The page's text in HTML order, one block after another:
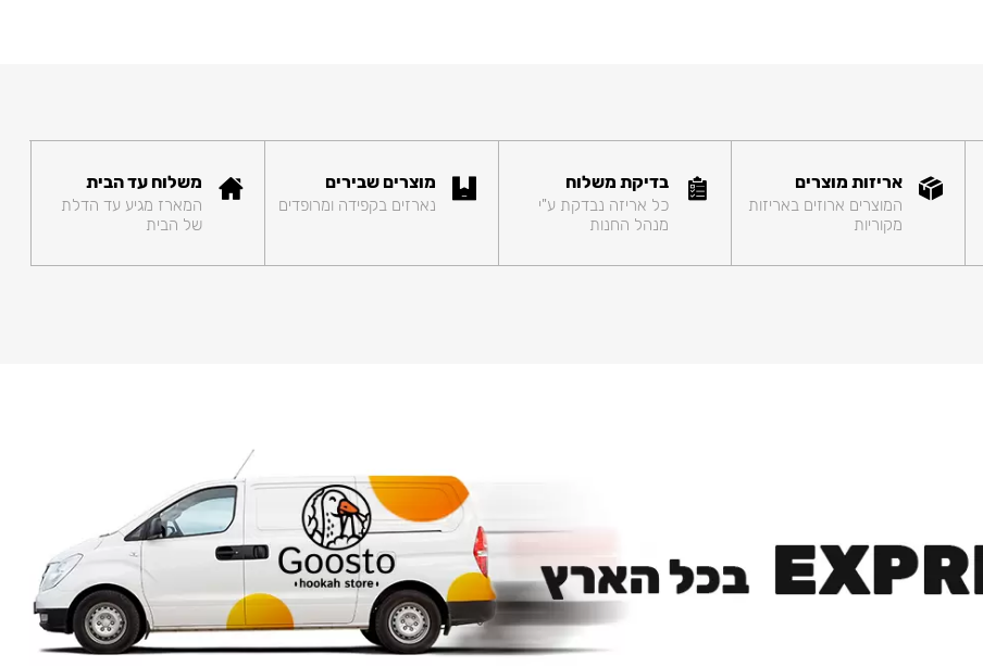
אריזות מוצרים
המוצרים ארוזים באריזות
מקוריות
בדיקת משלוח
כל אריזה נבדקת ע"י
מנהל החנות
מוצרים שבירים
נארזים בקפידה ומרופדים
משלוח עד הבית
המארז מגיע עד הדלת
של הבית